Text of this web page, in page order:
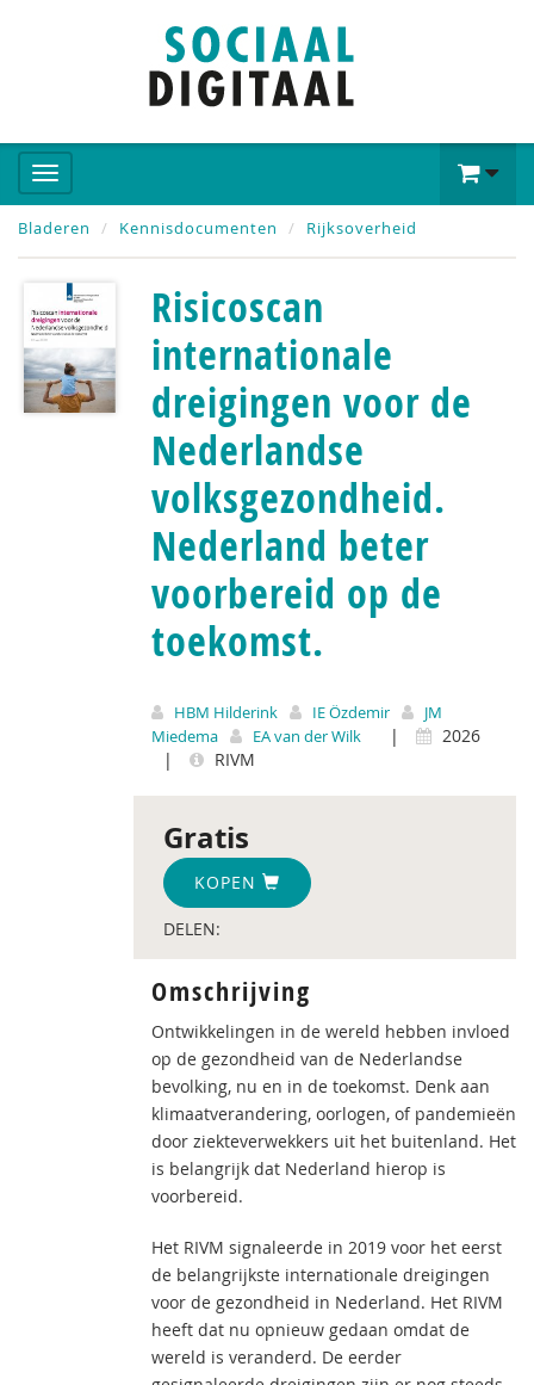
Bladeren Kennisdocumenten Rijksoverheid
Risicoscan
internationale
dreigingen voor de
Nederlandse
volksgezondheid.
Nederland beter
voorbereid op de
toekomst.
HBM Hilderink IE Özdemir
JM
Miedema
EA van der Wilk |
2026
|
RIVM
Gratis
KOPEN
DELEN:
Omschrijving
Ontwikkelingen in de wereld hebben invloed
op de gezondheid van de Nederlandse
bevolking, nu en in de toekomst. Denk aan
klimaatverandering, oorlogen, of pandemieën
door ziekteverwekkers uit het buitenland. Het
is belangrijk dat Nederland hierop is
voorbereid.
Het RIVM signaleerde in 2019 voor het eerst
de belangrijkste internationale dreigingen
voor de gezondheid in Nederland. Het RIVM
heeft dat nu opnieuw gedaan omdat de
wereld is veranderd. De eerder